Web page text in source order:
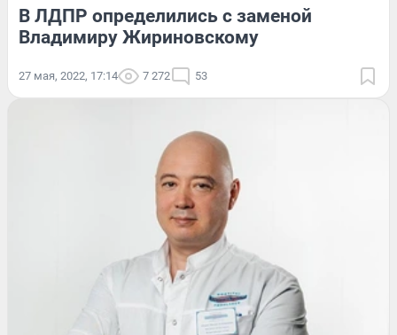
В ЛДПР определились с заменой
Владимиру Жириновскому
27 мая, 2022, 17:14 7 272 53